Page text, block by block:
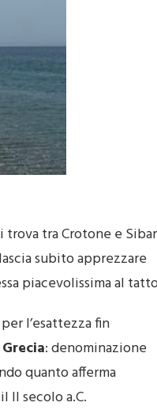
trova tra Crotone e
subito apprezzare
piacevolissima al
l’esattezza fin
: denominazione
quanto afferma
II secolo a.C.